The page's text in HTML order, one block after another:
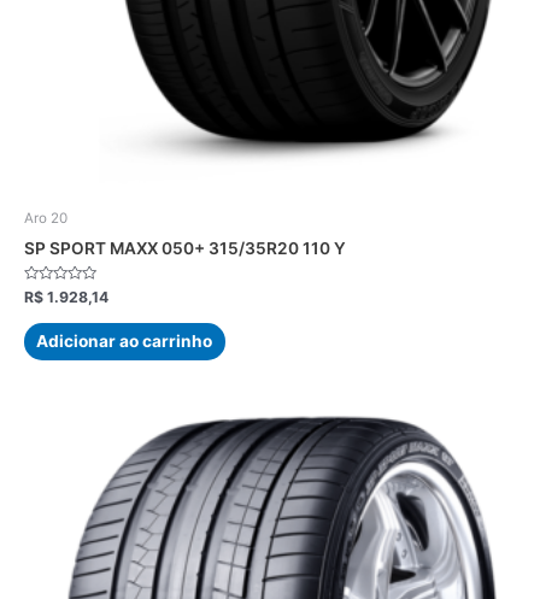
Aro 20
SP SPORT MAXX 050+ 315/35R20 110 Y
Avaliação
0
de
5
R$ 1.928,14
Adicionar ao carrinho